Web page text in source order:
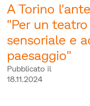
A Torino
"Per un
sensoriale e
paesaggio"
Pubblicato il
18.11.2024